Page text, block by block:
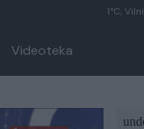
1°C,
Videoteka